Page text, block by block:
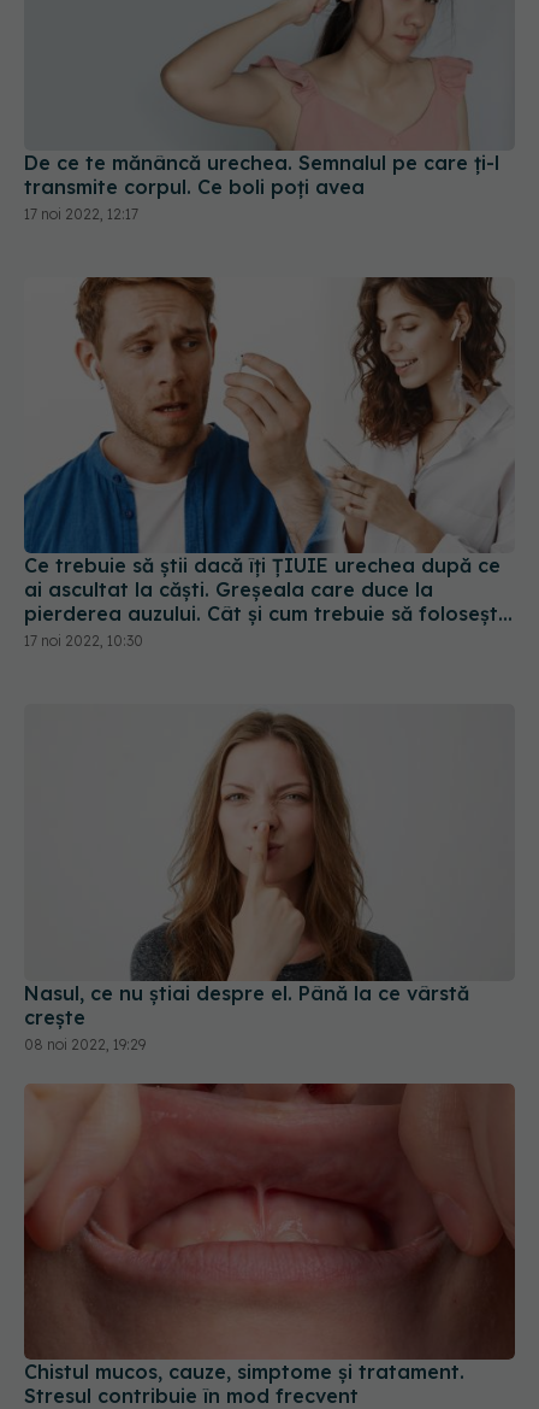
De ce te mănâncă urechea. Semnalul pe care ți-l
transmite corpul. Ce boli poți avea
17 noi 2022, 12:17
Ce trebuie să știi dacă îți ȚIUIE urechea după ce
ai ascultat la căști. Greșeala care duce la
pierderea auzului. Cât și cum trebuie să folosești
căștile, de fapt
17 noi 2022, 10:30
Nasul, ce nu știai despre el. Până la ce vârstă
crește
08 noi 2022, 19:29
Chistul mucos, cauze, simptome și tratament.
Stresul contribuie în mod frecvent